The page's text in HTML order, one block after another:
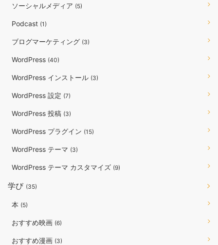
ソーシャルメディア (5)
Podcast (1)
ブログマーケティング (3)
WordPress (40)
WordPress インストール (3)
WordPress 設定 (7)
WordPress 投稿 (3)
WordPress プラグイン (15)
WordPress テーマ (3)
WordPress テーマ カスタマイズ (9)
学び (35)
本 (5)
おすすめ映画 (6)
おすすめ漫画 (3)